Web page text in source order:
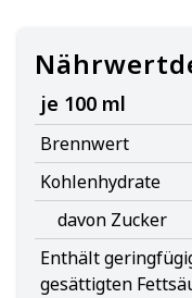
je 100 ml
Brennwert
Kohlenhydrate
davon Zucker
Enthält
gesättigten